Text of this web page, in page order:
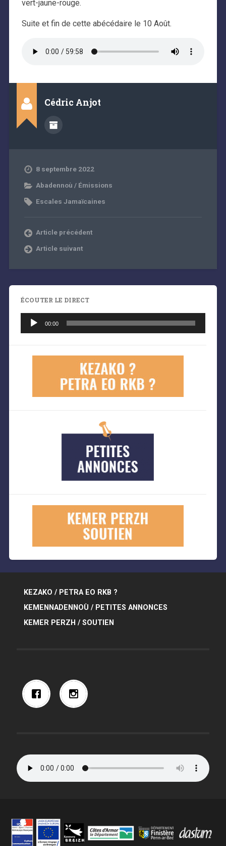
vert-jaune-rouge.
Suite et fin de cette abécédaire le 10 Août.
Cédric Anjot
8 septembre 2022
Abadennoù / Émissions
Escales Jamaïcaines
Article précédent
Article suivant
ÉCOUTER LE DIRECT
audio
00:00
KEZAKO / PETRA EO RKB ?
KEMENNADENNOÙ / PETITES ANNONCES
KEMER PERZH / SOUTIEN